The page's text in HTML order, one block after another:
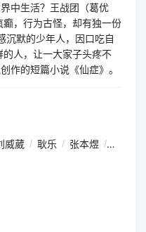
中生活？王战团（葛优
，行为古怪，却有独一份
沉默的少年人，因口吃自
人，让一大家子头疼不
作的短篇小说《仙症》。
威葳 / 耿乐 / 张本煜 / 赵千紫